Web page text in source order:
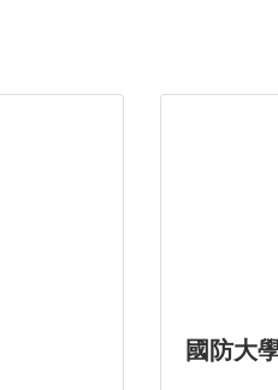
國防大